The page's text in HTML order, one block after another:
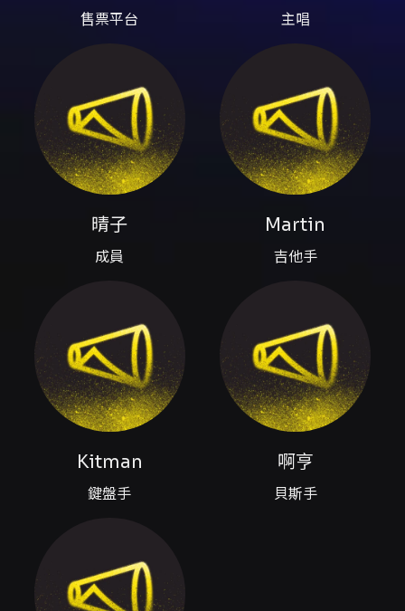
《Pacific》以探索城市為主題，描繪跨越香港、
手 Kitman、貝斯手啊亨，以及新加入的鼓手
King 仔（文中記述為新加入的00後成員）。近
期成員各自有不同創作與活動；樂團也曾於亞洲
各地演出與日本音樂活動合作。 演出資訊： - 演
出地點：The Wall Live House（臺北市文山區
羅斯福路四段200號） - 演出日期：2026-05-
訊顯示為20:00，但活動總時段頁面列出19:00–
NT$1900（2張，購買方式請私訊 Science
- 一般預售票：NT$1000 - 現場票（當日票）：
NT$1200 - 本活動可使用文化幣（文化相關貨
幣） 影片與媒體：活動頁內嵌多段官方
YouTube 影片，提供樂團作品與宣傳短片，供欲
了解樂團聲音與表演風格的觀眾參考。 票務與聯
絡： - 票務平台為 KKTIX（活動頁提供購票連結
airheadrecordstw@gmail.com- KKTIX 客
support@kktix.com
（服務時間與聯絡方式以
注意事項： - 進場與座位：本場為全場站席；現
場亦提供身心障礙優先席，席位與優惠票價由主
售票平台 主唱
晴子
成員
Martin
吉他手
Kitman
鍵盤手
啊亨
貝斯手